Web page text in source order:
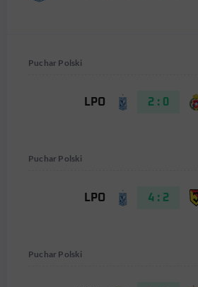
Puchar Polski
LPO 2 : 0
Puchar Polski
LPO 4 : 2
Puchar Polski